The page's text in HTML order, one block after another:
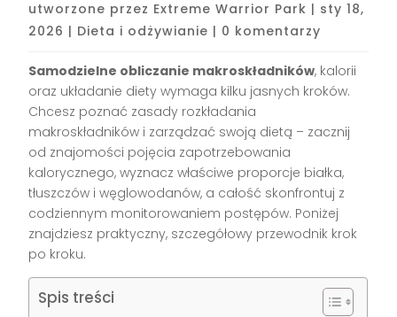
utworzone przez Extreme Warrior Park | sty 18,
2026 | Dieta i odżywianie | 0 komentarzy
Samodzielne obliczanie makroskładników, kalorii
oraz układanie diety wymaga kilku jasnych kroków.
Chcesz poznać zasady rozkładania
makroskładników i zarządzać swoją dietą – zacznij
od znajomości pojęcia zapotrzebowania
kalorycznego, wyznacz właściwe proporcje białka,
tłuszczów i węglowodanów, a całość skonfrontuj z
codziennym monitorowaniem postępów. Poniżej
znajdziesz praktyczny, szczegółowy przewodnik krok
po kroku.
Spis treści